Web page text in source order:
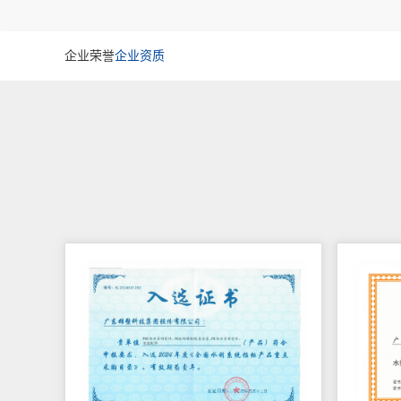
企业荣誉企业资质